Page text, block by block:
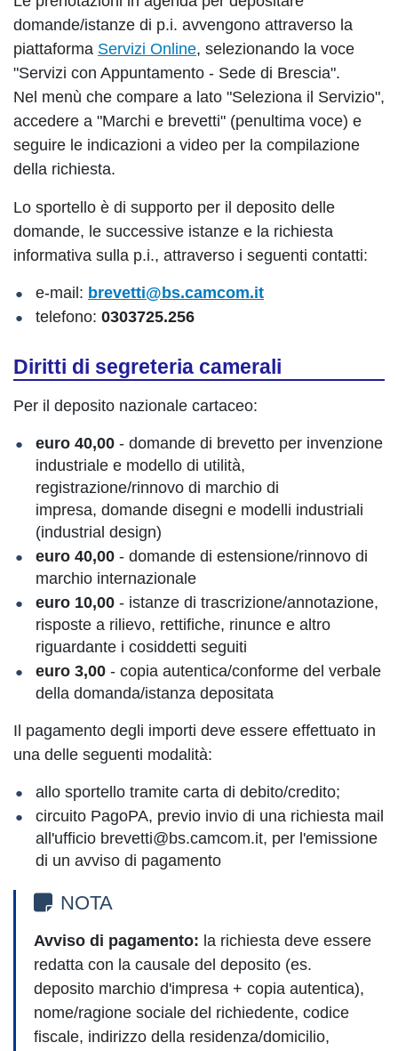
domande/istanze di p.i. avvengono attraverso la
piattaforma Servizi Online, selezionando la voce
"Servizi con Appuntamento - Sede di Brescia".
Nel menù che compare a lato "Seleziona il Servizio",
accedere a "Marchi e brevetti" (penultima voce) e
seguire le indicazioni a video per la compilazione
della richiesta.
Lo sportello è di supporto per il deposito delle
domande, le successive istanze e la richiesta
informativa sulla p.i., attraverso i seguenti contatti:
e-mail: brevetti@bs.camcom.it
telefono: 0303725.256
Diritti di segreteria camerali
Per il deposito nazionale cartaceo:
euro 40,00 - domande di brevetto per invenzione
industriale e modello di utilità,
registrazione/rinnovo di marchio di
impresa, domande disegni e modelli industriali
(industrial design)
euro 40,00 - domande di estensione/rinnovo di
marchio internazionale
euro 10,00 - istanze di trascrizione/annotazione,
risposte a rilievo, rettifiche, rinunce e altro
riguardante i cosiddetti seguiti
euro 3,00 - copia autentica/conforme del verbale
della domanda/istanza depositata
Il pagamento degli importi deve essere effettuato in
una delle seguenti modalità:
allo sportello tramite carta di debito/credito;
circuito PagoPA, previo invio di una richiesta mail
all'ufficio brevetti@bs.camcom.it, per l'emissione
di un avviso di pagamento
NOTA
Avviso di pagamento: la richiesta deve essere
redatta con la causale del deposito (es.
deposito marchio d'impresa + copia autentica),
nome/ragione sociale del richiedente, codice
fiscale, indirizzo della residenza/domicilio,